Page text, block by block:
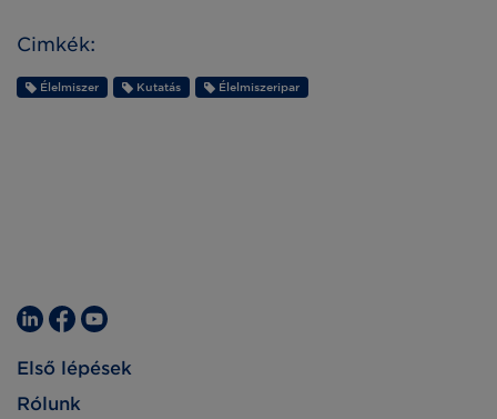
Cimkék:
Élelmiszer Kutatás Élelmiszeripar
Első lépések
Rólunk